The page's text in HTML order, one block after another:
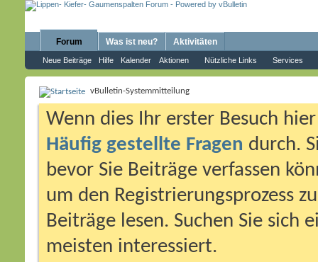
Forum
Neue Beiträge Hilfe Kalender Aktionen Nützliche Links Services
Was ist neu? Aktivitäten
vBulletin-Systemmitteilung
Wenn dies Ihr erster Besuch
Häufig gestellte Fragen durch.
bevor Sie Beiträge verfassen
um den Registrierungsprozess
Beiträge lesen. Suchen Sie sich
meisten interessiert.